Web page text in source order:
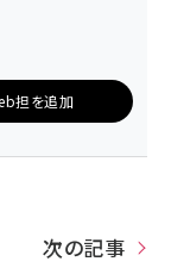
担を追加
次の記事